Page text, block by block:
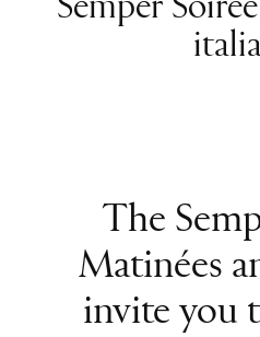
Semper
The
Matinées
invite you